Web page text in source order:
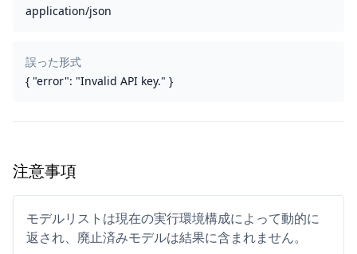
application/json
誤った形式
{ "error": "Invalid API key." }
注意事項
モデルリストは現在の実行環境構成によって動的に
返され、廃止済みモデルは結果に含まれません。